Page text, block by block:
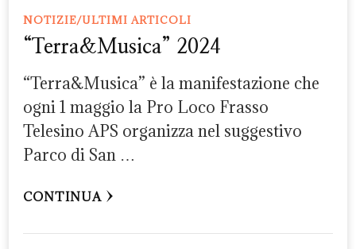
NOTIZIE/ULTIMI ARTICOLI
“Terra&Musica” 2024
“Terra&Musica” è la manifestazione che
ogni 1 maggio la Pro Loco Frasso
Telesino APS organizza nel suggestivo
Parco di San …
CONTINUA